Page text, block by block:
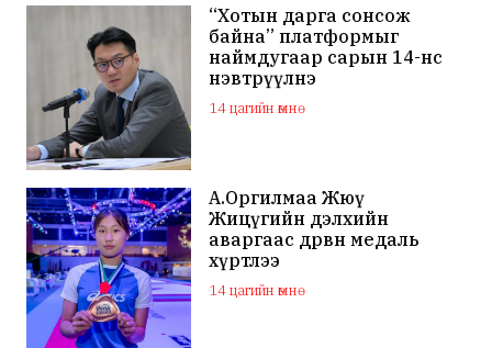
“Хотын дарга сонсож
байна” платформыг
наймдугаар сарын 14-нөөс
нэвтрүүлнэ
14 цагийн өмнө
А.Оргилмаа Жюү
Жицүгийн дэлхийн
аваргаас дөрвөн медаль
хүртлээ
14 цагийн өмнө